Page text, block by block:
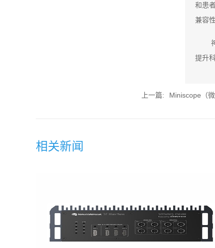
和患
兼容性
提升
上一篇: Miniscope（
相关新闻